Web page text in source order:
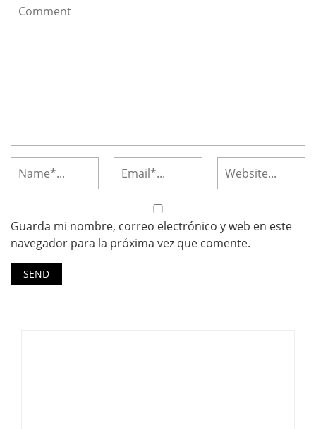
Guarda mi nombre, correo electrónico y web en este
navegador para la próxima vez que comente.